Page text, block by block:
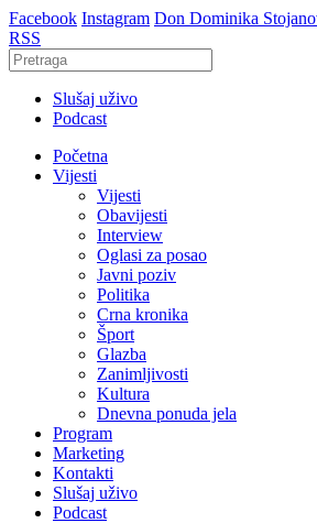
Facebook Instagram Don Dominika
RSS
Slušaj uživo
Podcast
Početna
Vijesti
Vijesti
Obavijesti
Interview
Oglasi za posao
Javni poziv
Politika
Crna kronika
Šport
Glazba
Zanimljivosti
Kultura
Dnevna ponuda jela
Program
Marketing
Kontakti
Slušaj uživo
Podcast